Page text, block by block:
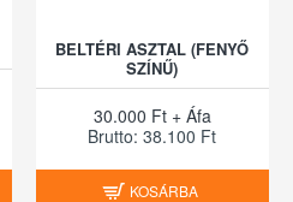
BELTÉRI ASZTAL (FENYŐ
SZÍNŰ)
30.000 Ft + Áfa
Brutto: 38.100 Ft
KOSÁRBA